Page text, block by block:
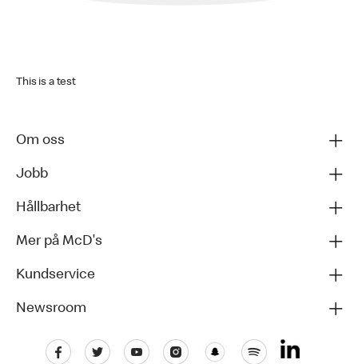
This is a test
Om oss
Jobb
Hållbarhet
Mer på McD's
Kundservice
Newsroom